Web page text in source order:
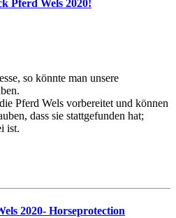
Pferd Wels 2020!
so könnte man unsere
Pferd Wels vorbereitet und können
dass sie stattgefunden hat;
ist.
2020- Horseprotection